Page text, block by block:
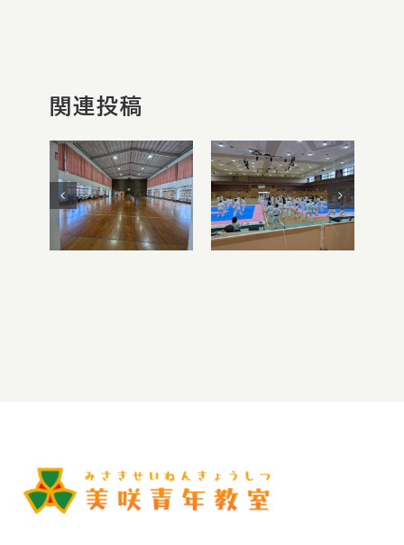
関連投稿
令和8年度 ミ
ニ運動会
第6回チャレ
ンジング・パー
ソン空手大
会・ボッチャ交
流会